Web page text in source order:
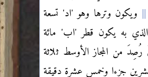
ويكون وترها وهو 'اد' تسعة
الذي به يكون قطر 'اب' مائة
من المجاز الأوسط ثلاثة
جزءا وخمس عشرة دقيقة